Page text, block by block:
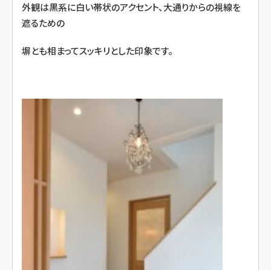
外観は黒系に白い帯状のアクセント、大通りからの視線を
遮るための
塀とも相まってスッキリとした印象です。